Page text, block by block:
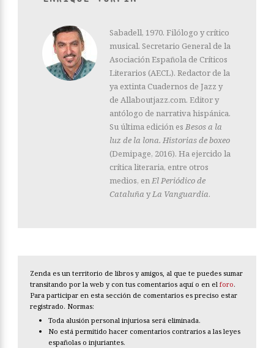
Sabadell, 1970. Filólogo y crítico
musical. Secretario General de la
Asociación Española de Críticos
Literarios (AECL). Redactor de la
ya extinta Cuadernos de Jazz y
de Allaboutjazz.com. Editor y
antólogo de narrativa hispánica.
Su última edición es Besos a la
luz de la lona. Historias de boxeo
(Demipage, 2016). Ha ejercido la
crítica literaria, entre otros
medios, enEl Periódico de
Cataluña yLa Vanguardia.
Zenda es un territorio de libros y amigos, al que te puedes sumar
transitando por la web y con tus comentarios aquí o en el foro.
Para participar en esta sección de comentarios es preciso estar
registrado. Normas:
Toda alusión personal injuriosa será eliminada.
No está permitido hacer comentarios contrarios a las leyes
españolas o injuriantes.